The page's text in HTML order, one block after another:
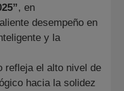
, en
desempeño en
y la
refleja el alto nivel de
hacia la solidez